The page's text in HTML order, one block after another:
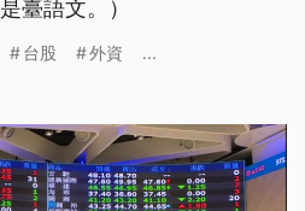
臺語文。）
台股 外資 ...